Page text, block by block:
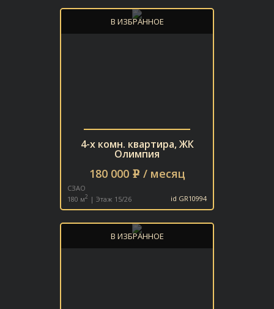
4-х комн. квартира, ЖК
Олимпия
180 000 e / месяц
СЗАО
180 м2 | Этаж 15/26 id GR10994
В ИЗБРАННОЕ
В ИЗБРАННОЕ